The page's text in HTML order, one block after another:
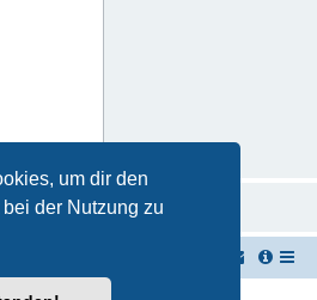
um dir den
der Nutzung zu